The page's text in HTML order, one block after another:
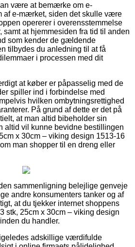
være at bemærke om e-
af e-mærket, siden det skulle være
opererer i overensstemmelse
samt at hjemmesiden fra tid til anden
som kender de gældende
tilbydes du anledning til at få
i processen med dit
at køber er påpasselig med de
spiller ind i forbindelse med
hvilken ombytningsrettighed
På grund af dette er det på
at man altid bibeholder sin
altid vil kunne bevidne bestillingen
x 30cm – viking design 1513-16
man shopper til en dreng eller
sammenligning belejlige genveje
andre konsumenters tanker og af
at du tjekker internet shoppens
stk, 25cm x 30cm – viking design
du handler.
adskillige værdifulde